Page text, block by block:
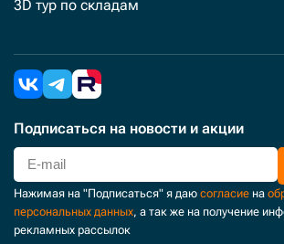
3D тур по складам
Подписаться на новости и акции
Нажимая на "Подписаться" я даю согласие на
персональных данных, а так же на получение
рекламных рассылок